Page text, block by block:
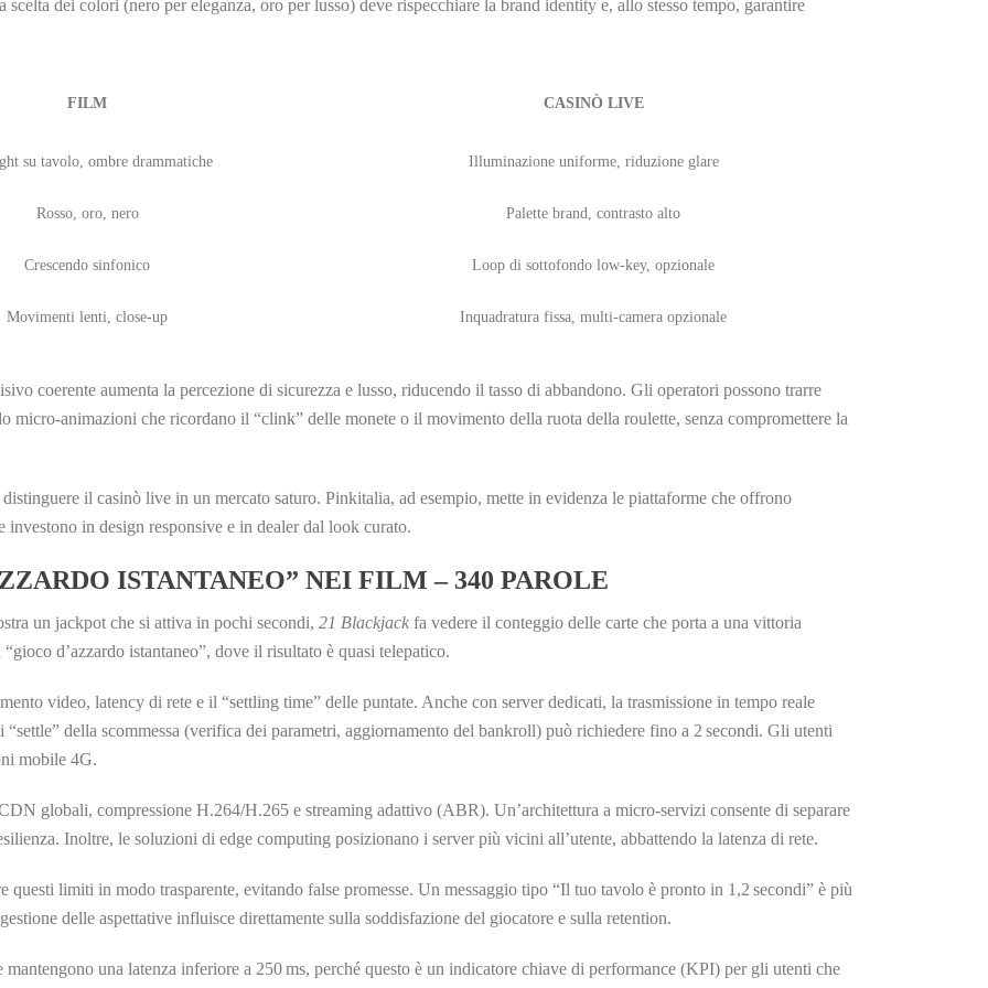
dei colori (nero per eleganza, oro per lusso) deve rispecchiare la brand identity e, allo stesso tempo, garantire
FILM CASINÒ LIVE
su tavolo, ombre drammatiche Illuminazione uniforme, riduzione glare
Rosso, oro, nero Palette brand, contrasto alto
Crescendo sinfonico Loop di sottofondo low‑key, opzionale
Movimenti lenti, close‑up Inquadratura fissa, multi‑camera opzionale
coerente aumenta la percezione di sicurezza e lusso, riducendo il tasso di abbandono. Gli operatori possono trarre
micro‑animazioni che ricordano il “clink” delle monete o il movimento della ruota della roulette, senza compromettere la
il casinò live in un mercato saturo. Pinkitalia, ad esempio, mette in evidenza le piattaforme che offrono
in design responsive e in dealer dal look curato.
ISTANTANEO” NEI FILM – 340 PAROLE
un jackpot che si attiva in pochi secondi, 21 Blackjack fa vedere il conteggio delle carte che porta a una vittoria
d’azzardo istantaneo”, dove il risultato è quasi telepatico.
video, latency di rete e il “settling time” delle puntate. Anche con server dedicati, la trasmissione in tempo reale
della scommessa (verifica dei parametri, aggiornamento del bankroll) può richiedere fino a 2 secondi. Gli utenti
mobile 4G.
globali, compressione H.264/H.265 e streaming adattivo (ABR). Un’architettura a micro‑servizi consente di separare
Inoltre, le soluzioni di edge computing posizionano i server più vicini all’utente, abbattendo la latenza di rete.
questi limiti in modo trasparente, evitando false promesse. Un messaggio tipo “Il tuo tavolo è pronto in 1,2 secondi” è più
delle aspettative influisce direttamente sulla soddisfazione del giocatore e sulla retention.
una latenza inferiore a 250 ms, perché questo è un indicatore chiave di performance (KPI) per gli utenti che